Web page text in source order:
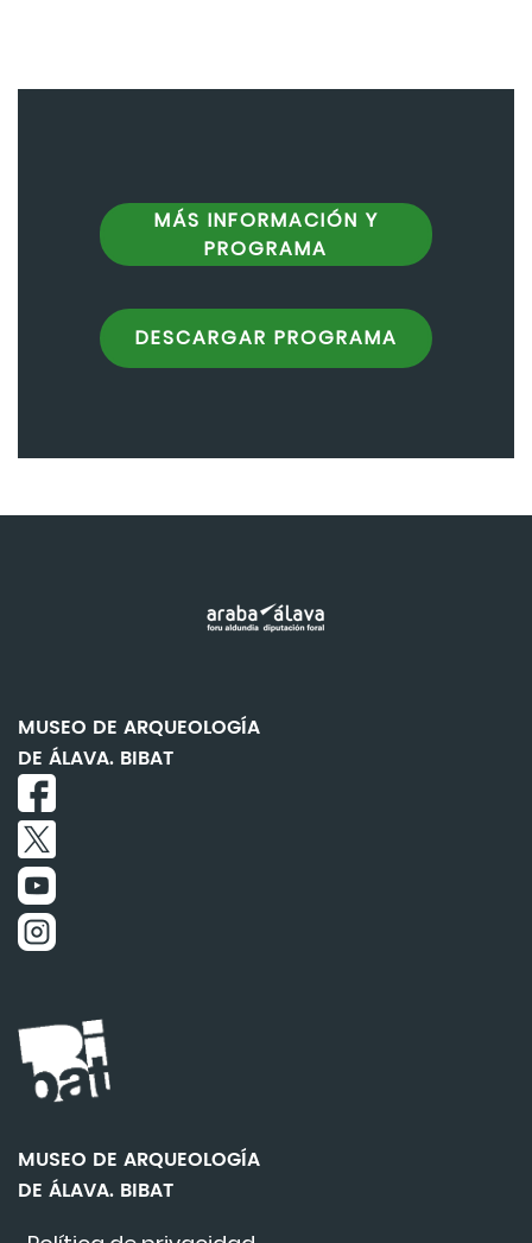
MÁS INFORMACIÓN Y
PROGRAMA
DESCARGAR PROGRAMA
MUSEO DE ARQUEOLOGÍA
DE ÁLAVA. BIBAT
MUSEO DE ARQUEOLOGÍA
DE ÁLAVA. BIBAT